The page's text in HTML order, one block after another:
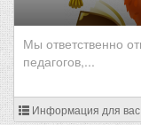
Мы ответственно
педагогов,...
Информация для вас.